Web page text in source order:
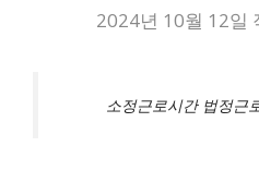
2024년 10월 12일
소정근로시간 법정근